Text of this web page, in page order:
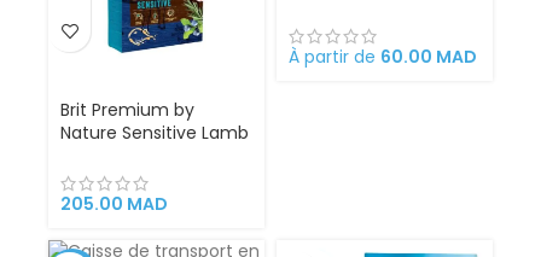
Brit Premium by
Nature Sensitive Lamb
sans blé pour chiens
adultes sensibles –
205.00 MAD
Turquois)
À partir de 60.00 MAD